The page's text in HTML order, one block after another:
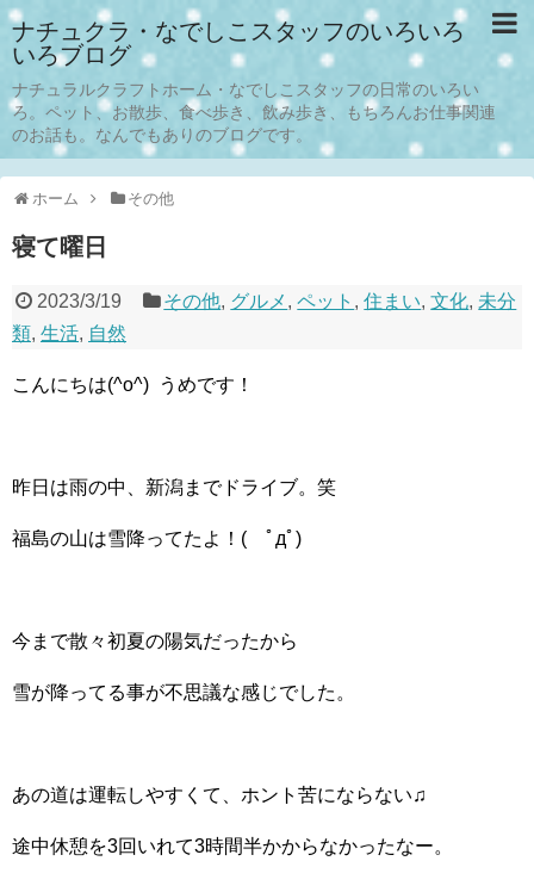
ナチュクラ・なでしこスタッフのいろいろ
いろブログ
ナチュラルクラフトホーム・なでしこスタッフの日常のいろい
ろ。ペット、お散歩、食べ歩き、飲み歩き、もちろんお仕事関連
のお話も。なんでもありのブログです。
ホーム その他
寝て曜日
2023/3/19 その他, グルメ ,ペット ,住まい,文化, 未分
類, 生活, 自然
こんにちは(^o^) うめです！
昨日は雨の中、新潟までドライブ。笑
福島の山は雪降ってたよ！( ﾟдﾟ)
今まで散々初夏の陽気だったから
雪が降ってる事が不思議な感じでした。
あの道は運転しやすくて、ホント苦にならない♫
途中休憩を3回いれて3時間半かからなかったなー。